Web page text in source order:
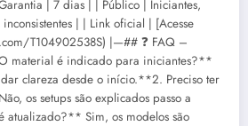
| 7 dias | | Público | Iniciantes,
| | Link oficial | [Acesse
T104902538S) |—## ❓ FAQ –
material é indicado para iniciantes?**
clareza desde o início.**2. Preciso ter
os setups são explicados passo a
atualizado?** Sim, os modelos são